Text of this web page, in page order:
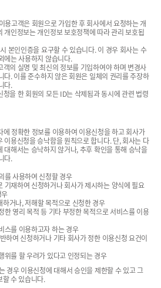
고객은 회원으로 가입한 후 회사에서 요청하는 개
개인정보는 개인정보 보호정책에 따라 관리 보호됩
본인인증을 요구할 수 있습니다. 이 경우 회사는 수
에는 사용하지 않습니다.
의 실명 및 최신의 정보를 기입하여야 하며 변경사
다. 이를 준수하지 않은 회원은 일체의 권리를 주장하
다.
을 한 회원의 모든 ID는 삭제됨과 동시에 관련 법령
정확한 정보를 이용하여 이용신청을 하고 회사가
이용신청을 승낙함을 원칙으로 합니다. 단, 회사는 다
대해서는 승낙하지 않거나, 추후 확인을 통해 승낙을
다.
를 사용하여 신청할 경우
기재하여 신청하거나 회사가 제시하는 양식에 필요
거나, 저해할 목적으로 신청한 경우
한 영리 목적 등 기타 부정한 목적으로 서비스를 이용
스를 이용하고자 하는 경우
하여 신청하거나 기타 회사가 정한 이용신청 요건이
위를 할 우려가 있다고 인정되는 경우
경우 이용신청에 대해서 승인을 제한할 수 있고 그
수 있습니다.